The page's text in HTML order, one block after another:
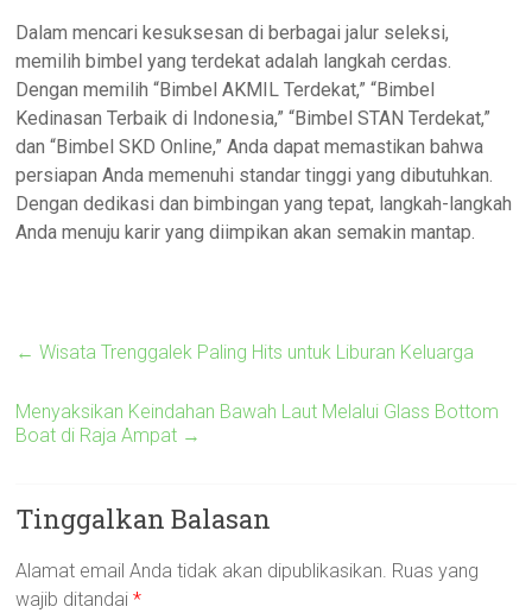
Dalam mencari kesuksesan di berbagai jalur seleksi,
memilih bimbel yang terdekat adalah langkah cerdas.
Dengan memilih “Bimbel AKMIL Terdekat,” “Bimbel
Kedinasan Terbaik di Indonesia,” “Bimbel STAN Terdekat,”
dan “Bimbel SKD Online,” Anda dapat memastikan bahwa
persiapan Anda memenuhi standar tinggi yang dibutuhkan.
Dengan dedikasi dan bimbingan yang tepat, langkah-langkah
Anda menuju karir yang diimpikan akan semakin mantap.
← Wisata Trenggalek Paling Hits untuk Liburan Keluarga
Menyaksikan Keindahan Bawah Laut Melalui Glass Bottom
Boat di Raja Ampat →
Tinggalkan Balasan
Alamat email Anda tidak akan dipublikasikan. Ruas yang
wajib ditandai*